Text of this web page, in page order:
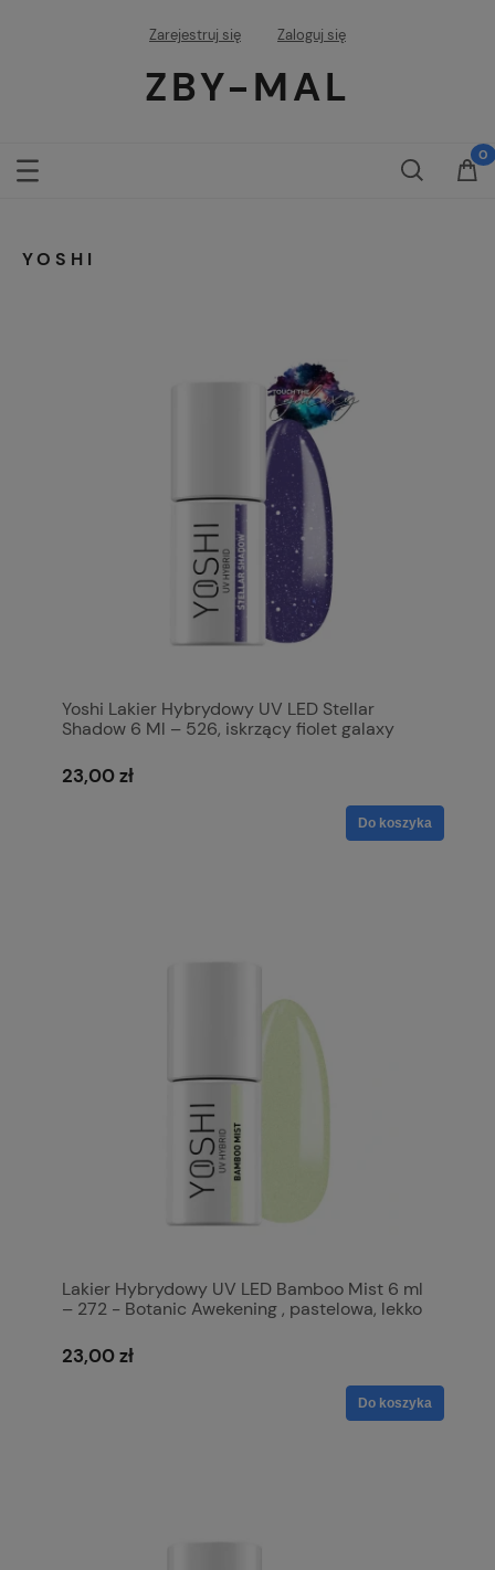
Zarejestruj się Zaloguj się
ZBY-MAL
YOSHI
Yoshi Lakier Hybrydowy UV LED Stellar
Shadow 6 Ml – 526, iskrzący fiolet galaxy
23,00 zł
Do koszyka
Lakier Hybrydowy UV LED Bamboo Mist 6 ml
– 272 - Botanic Awekening , pastelowa, lekko
23,00 zł
Do koszyka